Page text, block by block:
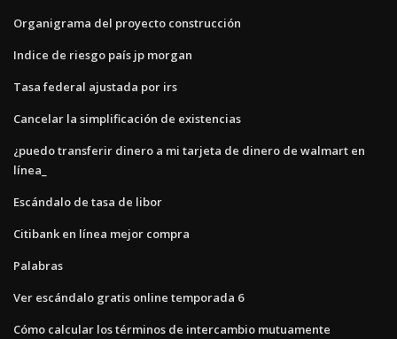
Organigrama del proyecto construcción
Indice de riesgo país jp morgan
Tasa federal ajustada por irs
Cancelar la simplificación de existencias
¿puedo transferir dinero a mi tarjeta de dinero de walmart en
línea_
Escándalo de tasa de libor
Citibank en línea mejor compra
Palabras
Ver escándalo gratis online temporada 6
Cómo calcular los términos de intercambio mutuamente